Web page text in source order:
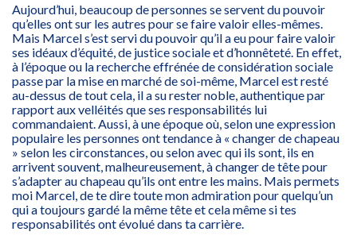
Aujourd’hui, beaucoup de personnes se servent du pouvoir
qu’elles ont sur les autres pour se faire valoir elles-mêmes.
Mais Marcel s’est servi du pouvoir qu’il a eu pour faire valoir
ses idéaux d’équité, de justice sociale et d’honnêteté. En effet,
à l’époque ou la recherche effrénée de considération sociale
passe par la mise en marché de soi-même, Marcel est resté
au-dessus de tout cela, il a su rester noble, authentique par
rapport aux velléités que ses responsabilités lui
commandaient. Aussi, à une époque où, selon une expression
populaire les personnes ont tendance à « changer de chapeau
» selon les circonstances, ou selon avec qui ils sont, ils en
arrivent souvent, malheureusement, à changer de tête pour
s’adapter au chapeau qu’ils ont entre les mains. Mais permets
moi Marcel, de te dire toute mon admiration pour quelqu’un
qui a toujours gardé la même tête et cela même si tes
responsabilités ont évolué dans ta carrière.